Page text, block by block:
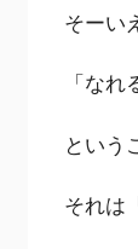
そーい
「な
という
それは